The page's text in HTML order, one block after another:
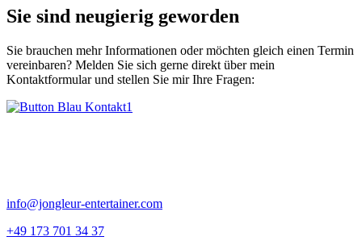
Sie sind neugierig geworden
Sie brauchen mehr Informationen oder möchten gleich einen Termin
vereinbaren? Melden Sie sich gerne direkt über mein
Kontaktformular und stellen Sie mir Ihre Fragen:
info@jongleur-entertainer.com
+49 173 701 34 37